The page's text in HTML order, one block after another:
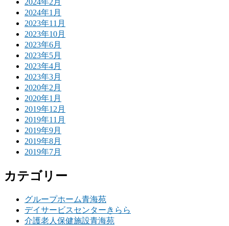
2024年2月
2024年1月
2023年11月
2023年10月
2023年6月
2023年5月
2023年4月
2023年3月
2020年2月
2020年1月
2019年12月
2019年11月
2019年9月
2019年8月
2019年7月
カテゴリー
グループホーム青海苑
デイサービスセンターきらら
介護老人保健施設青海苑